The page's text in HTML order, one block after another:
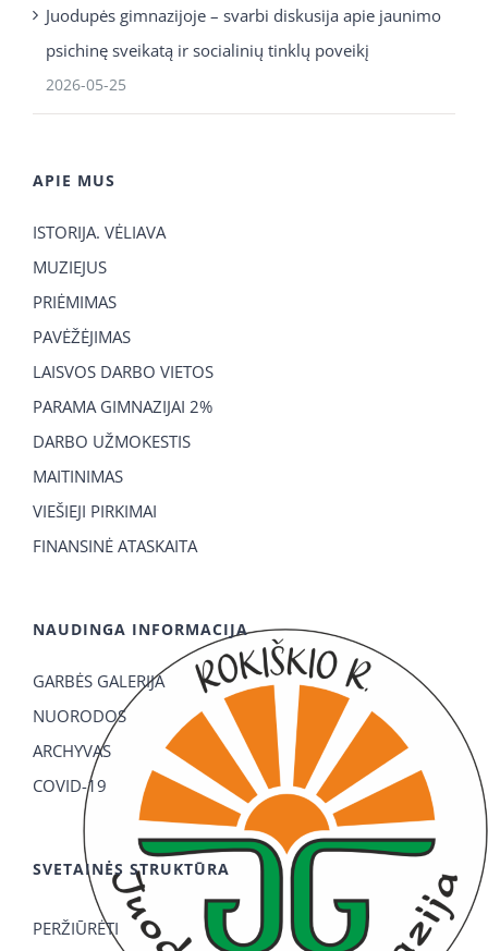
Juodupės gimnazijoje – svarbi diskusija apie jaunimo
psichinę sveikatą ir socialinių tinklų poveikį
2026-05-25
APIE MUS
ISTORIJA. VĖLIAVA
MUZIEJUS
PRIĖMIMAS
PAVĖŽĖJIMAS
LAISVOS DARBO VIETOS
PARAMA GIMNAZIJAI 2%
DARBO UŽMOKESTIS
MAITINIMAS
VIEŠIEJI PIRKIMAI
FINANSINĖ ATASKAITA
NAUDINGA INFORMACIJA
GARBĖS GALERIJA
NUORODOS
ARCHYVAS
COVID-19
SVETAINĖS STRUKTŪRA
PERŽIŪRĖTI